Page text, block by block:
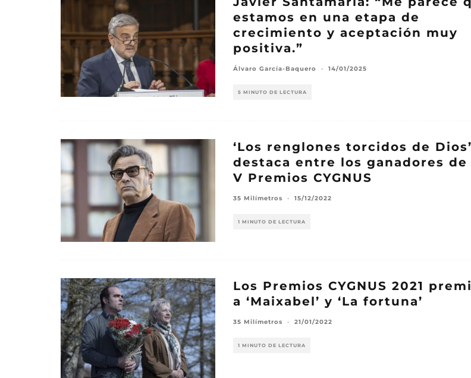
estamos en una etapa de
crecimiento y aceptación muy
positiva.”
Álvaro García-Baquero · 14/01/2025
5 MINUTO DE LECTURA
‘Los renglones torcidos de Dios’
destaca entre los ganadores de
V Premios CYGNUS
35 Milímetros · 15/12/2022
1 MINUTO DE LECTURA
Los Premios CYGNUS 2021
a ‘Maixabel’ y ‘La fortuna’
35 Milímetros · 21/01/2022
1 MINUTO DE LECTURA